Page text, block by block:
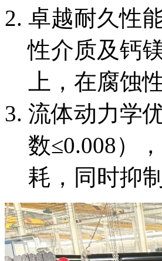
卓越耐久性
性介质及钙
上，在腐蚀
流体动力学
数≤0.008）
耗，同时抑